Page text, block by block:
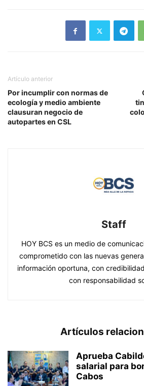
Artículo anterior
Por incumplir con normas de
ecología y medio ambiente
clausuran negocio de
autopartes en CSL
Staff
HOY BCS es un medio de
comprometido con las nuevas
información oportuna, con
con responsabilidad
Artículos
Aprueba
salarial para
Cabos